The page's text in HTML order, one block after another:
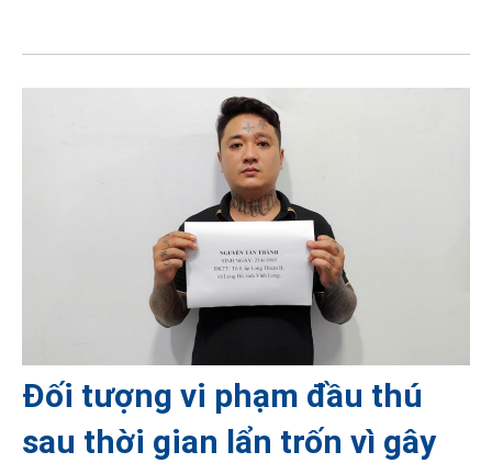
Đối tượng vi phạm đầu thú
sau thời gian lẩn trốn vì gây